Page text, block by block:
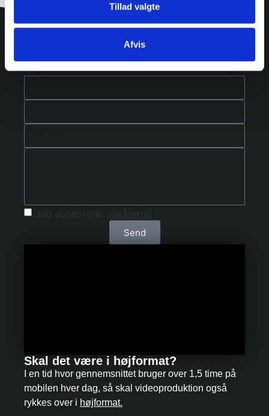
Tillad valgte
Afvis
Jeg accepterer vilkårerne
Send
Skal det være i højformat?
I en tid hvor gennemsnittet bruger over 1,5 time på
mobilen hver dag, så skal videoproduktion også
rykkes over i højformat.